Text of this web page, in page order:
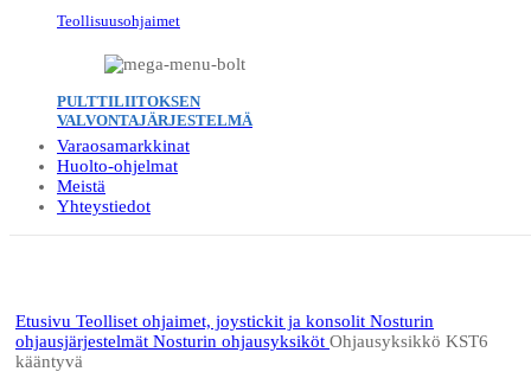
Teollisuusohjaimet
PULTTILIITOKSEN
VALVONTAJÄRJESTELMÄ
Varaosamarkkinat
Huolto-ohjelmat
Meistä
Yhteystiedot
Etusivu Teolliset ohjaimet, joystickit ja konsolit Nosturin
ohjausjärjestelmät Nosturin ohjausyksiköt Ohjausyksikkö KST6
kääntyvä